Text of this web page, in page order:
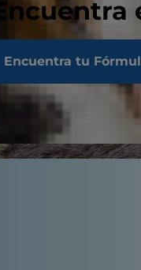
Encuentra tu